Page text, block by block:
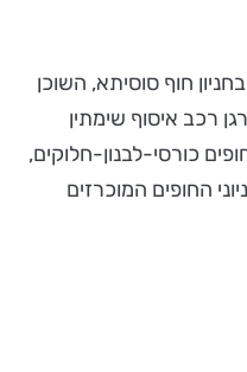
חוף סוסיתא, השוכן
רכב איסוף שימתין
כורסי-לבנון-חלוקים,
החופים המוכרזים